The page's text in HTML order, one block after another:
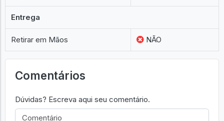
Entrega
Retirar em Mãos NÃO
Comentários
Dúvidas? Escreva aqui seu comentário.